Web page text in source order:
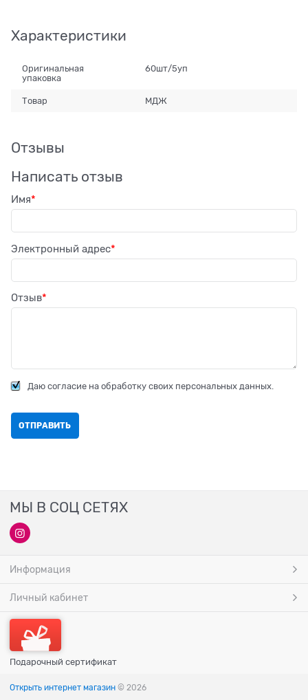
Характеристики
Оригинальная
упаковка
60шт/5уп
Товар МДЖ
Отзывы
Написать отзыв
Имя
Электронный адрес
Отзыв
Даю согласие на обработку своих персональных данных.
МЫ В СОЦ СЕТЯХ
Информация
Личный кабинет
Подарочный сертификат
Открыть интернет магазин © 2026